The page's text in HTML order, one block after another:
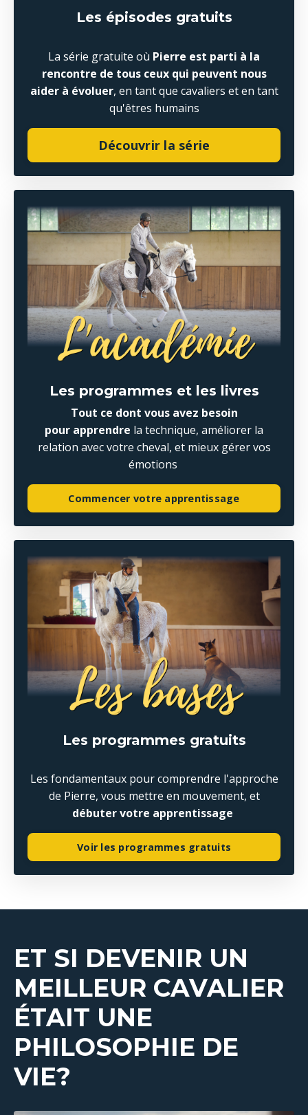
Les épisodes gratuits
La série gratuite où Pierre est parti à la
rencontre de tous ceux qui peuvent nous
aider à évoluer, en tant que cavaliers et en tant
qu'êtres humains
Découvrir la série
Les programmes et les livres
Tout ce dont vous avez besoin
pour apprendre la technique, améliorer la
relation avec votre cheval, et mieux gérer vos
émotions
Commencer votre apprentissage
Les programmes gratuits
Les fondamentaux pour comprendre l'approche
de Pierre, vous mettre en mouvement, et
débuter votre apprentissage
Voir les programmes gratuits
ET SI DEVENIR UN
MEILLEUR CAVALIER
ÉTAIT UNE
PHILOSOPHIE DE
VIE?